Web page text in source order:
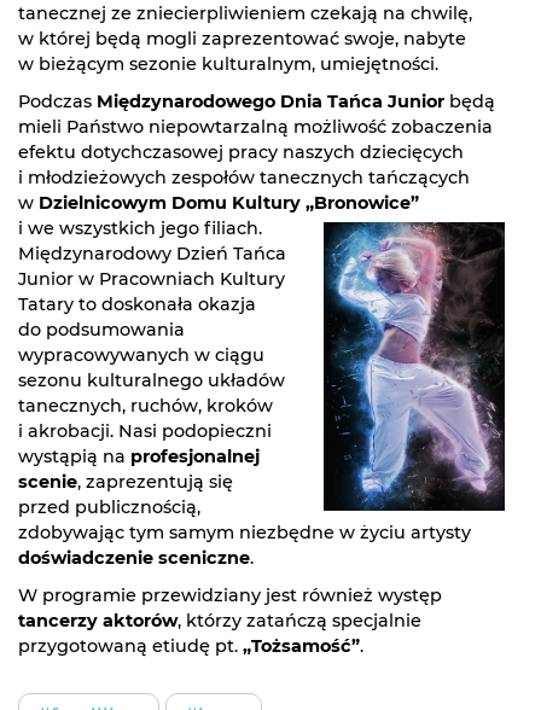
tanecznej ze zniecierpliwieniem czekają na chwilę,
w której będą mogli zaprezentować swoje, nabyte
w bieżącym sezonie kulturalnym, umiejętności.
Podczas Międzynarodowego Dnia Tańca Junior będą
mieli Państwo niepowtarzalną możliwość zobaczenia
efektu dotychczasowej pracy naszych dziecięcych
i młodzieżowych zespołów tanecznych tańczących
w Dzielnicowym Domu Kultury „Bronowice”
i we wszystkich jego filiach.
Międzynarodowy Dzień Tańca
Junior w Pracowniach Kultury
Tatary to doskonała okazja
do podsumowania
wypracowywanych w ciągu
sezonu kulturalnego układów
tanecznych, ruchów, kroków
i akrobacji. Nasi podopieczni
wystąpią na profesjonalnej
scenie, zaprezentują się
przed publicznością,
zdobywając tym samym niezbędne w życiu artysty
doświadczenie sceniczne.
W programie przewidziany jest również występ
tancerzy aktorów, którzy zatańczą specjalnie
przygotowaną etiudę pt. „Tożsamość”.